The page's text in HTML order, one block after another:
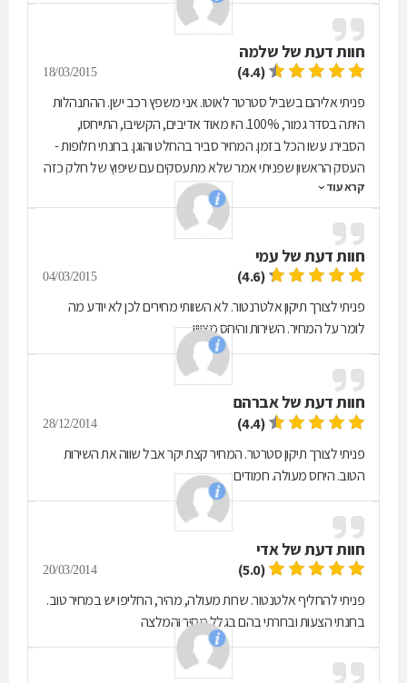
חוות דעת של שלמה
(4.4)
18/03/2015
פניתי אליהם בשביל סטרטר לאוטו. אני משפץ רכב ישן. ההתנהלות
היתה בסדר גמור, 100%. היו מאוד אדיבים, הקשיבו, התייחסו,
הסבירו. עשו הכל בזמן. המחיר סביר בהחלט והוגן. בחנתי חלופות -
העסק הראשון שפניתי אמר שלא מתעסקים עם שיפוץ של חלק כזה
למרות שהם מוגדרים ככאלה - המשכתי לחפש, והם ענו לי יפה.
קרא עוד
חוות דעת של עמי
(4.6)
04/03/2015
פניתי לצורך תיקון אלטרנטור. לא השוותי מחירים לכן לא יודע מה
לומר על המחיר. השירות והיחס מצויין.
חוות דעת שלאברהם
(4.4)
28/12/2014
פניתי לצורך תיקון סטרטר. המחיר קצת יקר אבל שווה את השירות
הטוב. היחס מעולה. חמודים
חוות דעת שלאדי
(5.0)
20/03/2014
פניתי להחליף אלטנטור. שרות מעולה, מהיר, החליפו יש במחיר טוב.
בחנתי הצעות ובחרתי בהם בגלל מחיר והמלצה